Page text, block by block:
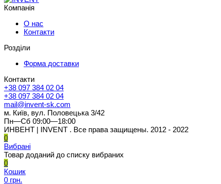
Компанія
О нас
Контакти
Розділи
Форма доставки
Контакти
+38 097 384 02 04
+38 097 384 02 04
mail@invent-sk.com
м. Київ, вул. Половецька 3/42
Пн—Сб 09:00—18:00
ИНВЕНТ | INVENT . Все права защищены. 2012 - 2022
0
Вибрані
Товар доданий до списку вибраних
0
Кошик
0 грн.